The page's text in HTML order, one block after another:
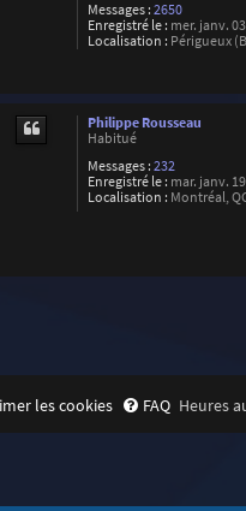
Messages : 2650
Enregistré le : mer. janv.
Localisation : Périgueux
Philippe Rousseau
Habitué
Messages : 232
Enregistré le : mar. janv.
Localisation : Montréal,
Heures
FAQ
les cookies